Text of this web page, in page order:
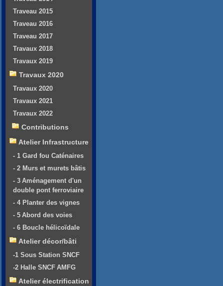
Traveau 2015
Traveau 2016
Traveau 2017
Travaux 2018
Travaux 2019
Travaux 2020
Travaux 2020
Travaux 2021
Travaux 2022
Contributions
Atelier Infrastructure
- 1 Gard fou Caténaires
- 2 Murs et murets bâtis
- 3 Aménagement d'un
double pont ferroviaire
- 4 Planter des vignes
- 5 Abord des voies
- 6 Boucle hélicoïdale
Atelier décor/bâti
-1 Sous Station SNCF
-2 Halle SNCF AMFG
Atelier électrification